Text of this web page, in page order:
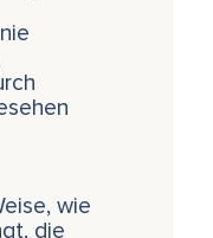
wie
die